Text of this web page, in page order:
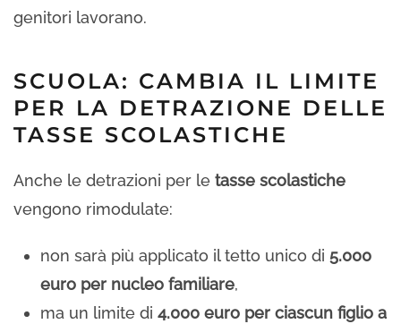
genitori lavorano.
SCUOLA: CAMBIA IL LIMITE
PER LA DETRAZIONE DELLE
TASSE SCOLASTICHE
Anche le detrazioni per le tasse scolastiche
vengono rimodulate:
non sarà più applicato il tetto unico di 5.000
euro per nucleo familiare,
ma un limite di 4.000 euro per ciascun figlio a